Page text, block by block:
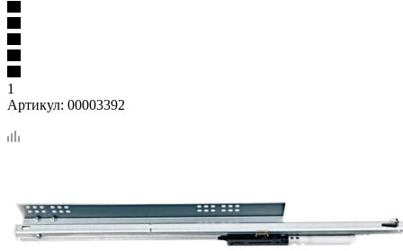
1
Артикул: 00003392